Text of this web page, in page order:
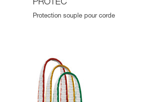
PROTEC
Protection souple pour corde